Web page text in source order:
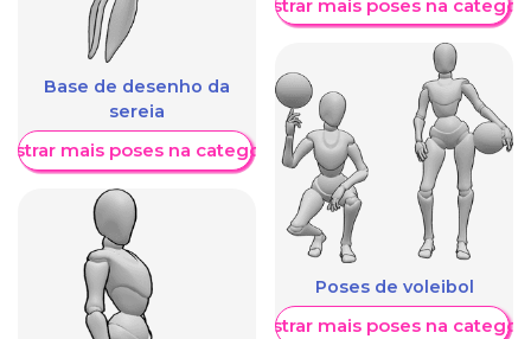
Base de desenho da
sereia
mais poses na categoria
Mostrar mais poses na
Poses de voleibol
Mostrar mais poses na